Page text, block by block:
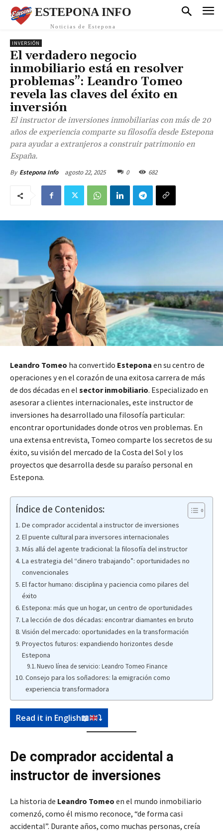
ESTEPONA INFO
Noticias de Estepona
INVERSIÓN
El verdadero negocio
inmobiliario está en resolver
problemas”: Leandro Tomeo
revela las claves del éxito en
inversión
El instructor de inversiones inmobiliarias con más de 20
años de experiencia comparte su filosofía desde Estepona
para ayudar a extranjeros a construir patrimonio en
España.
By Estepona Info agosto 22, 2025 0 682
Leandro Tomeo ha convertido Estepona en su centro de
operaciones y en el corazón de una exitosa carrera de más
de dos décadas en el sector inmobiliario. Especializado en
asesorar a clientes internacionales, este instructor de
inversiones ha desarrollado una filosofía particular:
encontrar oportunidades donde otros ven problemas. En
una extensa entrevista, Tomeo comparte los secretos de su
éxito, su visión del mercado de la Costa del Sol y los
proyectos que desarrolla desde su paraíso personal en
Estepona.
Índice de Contenidos:
De comprador accidental a instructor de inversiones
El puente cultural para inversores internacionales
Más allá del agente tradicional: la filosofía del instructor
La estrategia del “dinero trabajando”: oportunidades no
convencionales
El factor humano: disciplina y paciencia como pilares del
éxito
Estepona: más que un hogar, un centro de oportunidades
La lección de dos décadas: encontrar diamantes en bruto
Visión del mercado: oportunidades en la transformación
Proyectos futuros: expandiendo horizontes desde
Estepona
Nuevo línea de servicio: Leandro Tomeo Finance
Consejo para los soñadores: la emigración como
experiencia transformadora
Read it in English📖 ⤵️
De comprador accidental a
instructor de inversiones
La historia de Leandro Tomeo en el mundo inmobiliario
comenzó, como él mismo reconoce, “de forma casi
accidental”. Durante años, como muchas personas, creía